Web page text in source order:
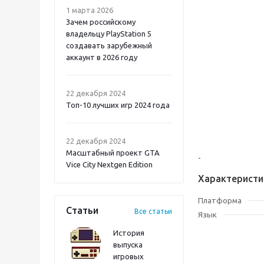
1 марта 2026
Зачем российскому
владельцу PlayStation 5
создавать зарубежный
аккаунт в 2026 году
22 декабря 2024
Топ-10 лучших игр 2024 года
22 декабря 2024
Масштабный проект GTA
Vice City Nextgen Edition
Статьи Все статьи
История
выпуска
игровых
Onimusha: Way of the
-
Платформа
Язык